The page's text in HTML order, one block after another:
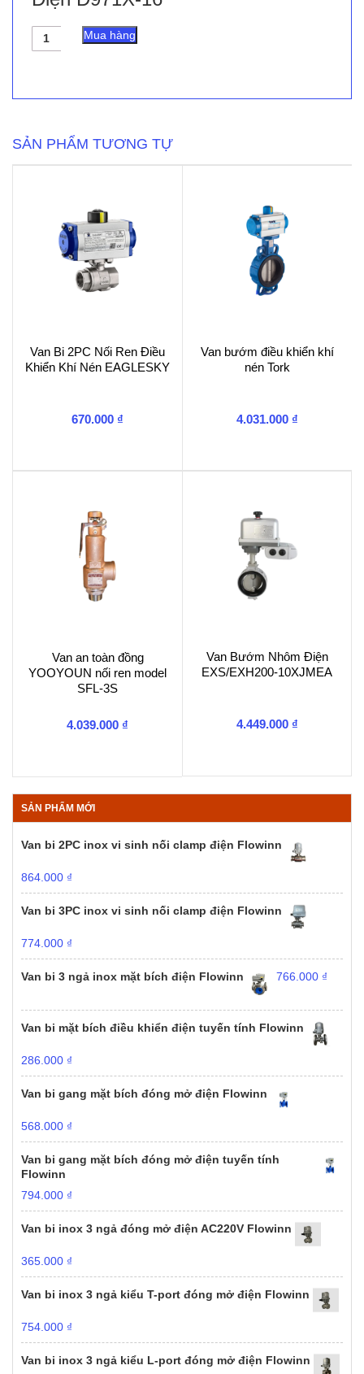
Van
D971X-
16
số
Mua hàng
SẢN PHẨM TƯƠNG TỰ
Van Bi 2PC Nối Ren Điều
Khiển Khí Nén EAGLESKY
670.000 ₫
Van bướm điều khiển khí
nén Tork
4.031.000 ₫
Van an toàn đồng
YOOYOUN nối ren model
SFL-3S
4.039.000 ₫
Van Bướm Nhôm Điện
EXS/EXH200-10XJMEA
4.449.000 ₫
SẢN PHẨM MỚI
Van bi 2PC inox vi sinh nối clamp điện Flowinn
864.000 ₫
Van bi 3PC inox vi sinh nối clamp điện Flowinn
774.000 ₫
Van bi 3 ngả inox mặt bích điện Flowinn 766.000 ₫
Van bi mặt bích điều khiển điện tuyến tính Flowinn
286.000 ₫
Van bi gang mặt bích đóng mở điện Flowinn
568.000 ₫
Van bi gang mặt bích đóng mở điện tuyến tính
Flowinn
794.000 ₫
Van bi inox 3 ngả đóng mở điện AC220V Flowinn
365.000 ₫
Van bi inox 3 ngả kiểu T-port đóng mở điện Flowinn
754.000 ₫
Van bi inox 3 ngả kiểu L-port đóng mở điện Flowinn